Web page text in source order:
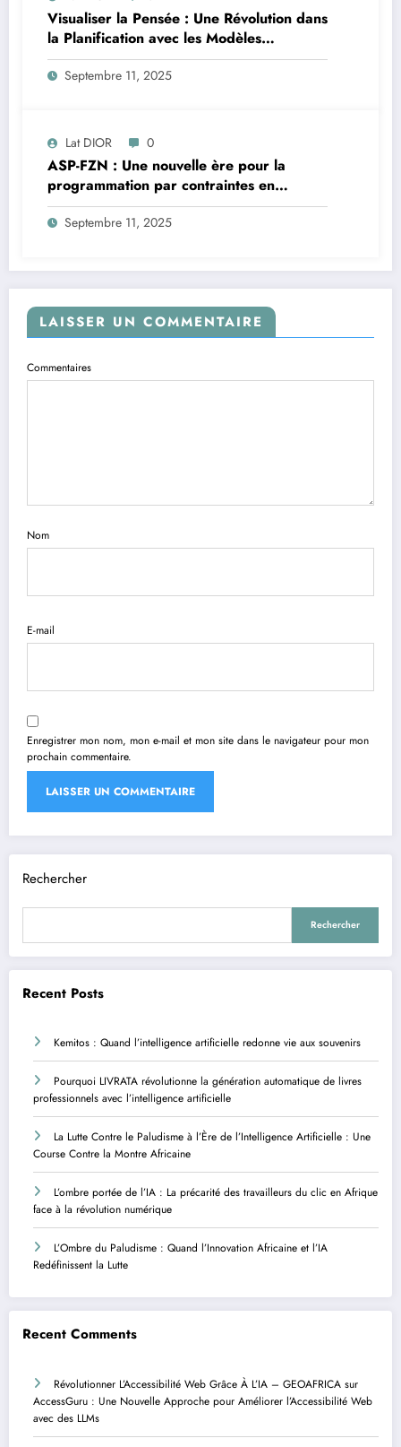
Visualiser la Pensée : Une Révolution dans
la Planification avec les Modèles
Multimodaux
Septembre 11, 2025
Lat DIOR 0
ASP-FZN : Une nouvelle ère pour la
programmation par contraintes en
Afrique
Septembre 11, 2025
LAISSER UN COMMENTAIRE
Commentaires
Nom
E-mail
Enregistrer mon nom, mon e-mail et mon site dans le navigateur pour mon
prochain commentaire.
Rechercher
Rechercher
Recent Posts
Kemitos : Quand l’intelligence artificielle redonne vie aux souvenirs
Pourquoi LIVRATA révolutionne la génération automatique de livres
professionnels avec l’intelligence artificielle
La Lutte Contre le Paludisme à l’Ère de l’Intelligence Artificielle : Une
Course Contre la Montre Africaine
L’ombre portée de l’IA : La précarité des travailleurs du clic en Afrique
face à la révolution numérique
L’Ombre du Paludisme : Quand l’Innovation Africaine et l’IA
Redéfinissent la Lutte
Recent Comments
Révolutionner L’Accessibilité Web Grâce À L’IA – GEOAFRICA sur
AccessGuru : Une Nouvelle Approche pour Améliorer l’Accessibilité Web
avec des LLMs